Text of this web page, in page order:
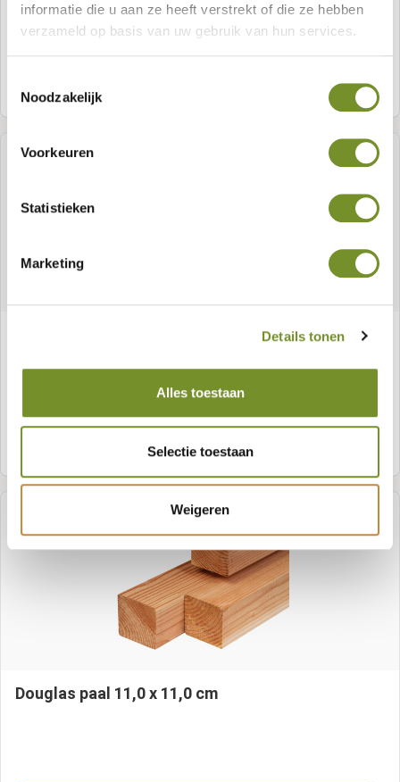
informatie die u aan ze heeft verstrekt of die ze hebben
verzameld op basis van uw gebruik van hun services.
Noodzakelijk
Voorkeuren
Statistieken
Marketing
Details tonen
Alles toestaan
Selectie toestaan
Weigeren
Red Class Wood paal 14,0 x 14,0 cm,
Meer informatie
Douglas paal 11,0 x 11,0 cm